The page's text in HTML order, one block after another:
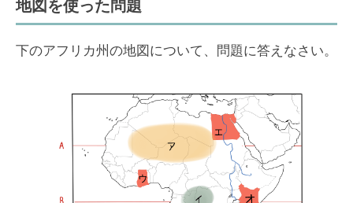
地図を使った問題
下のアフリカ州の地図について、問題に答えなさい。